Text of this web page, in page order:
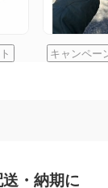
キャンペー
・納期に